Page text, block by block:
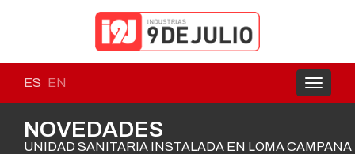
ES EN
Toggle
NOVEDADES
UNIDAD SANITARIA INSTALADA EN LOMA CAMPANA